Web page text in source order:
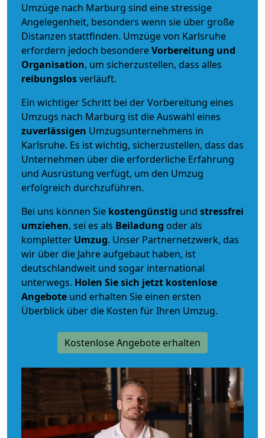
Umzüge nach Marburg sind eine stressige
Angelegenheit, besonders wenn sie über große
Distanzen stattfinden. Umzüge von Karlsruhe
erfordern jedoch besondereVorbereitung und
Organisation, um sicherzustellen, dass alles
reibungslosverläuft.
Ein wichtiger Schritt bei der Vorbereitung eines
Umzugs nach Marburg ist die Auswahl eines
zuverlässigen Umzugsunternehmens in
Karlsruhe. Es ist wichtig, sicherzustellen, dass das
Unternehmen über die erforderliche Erfahrung
und Ausrüstung verfügt, um den Umzug
erfolgreich durchzuführen.
Bei uns können Sie kostengünstig und stressfrei
umziehen, sei es als Beiladung oder als
kompletter Umzug. Unser Partnernetzwerk, das
wir über die Jahre aufgebaut haben, ist
deutschlandweit und sogar international
unterwegs. Holen Sie sich jetzt kostenlose
Angebote und erhalten Sie einen ersten
Überblick über die Kosten für Ihren Umzug.
Kostenlose Angebote erhalten